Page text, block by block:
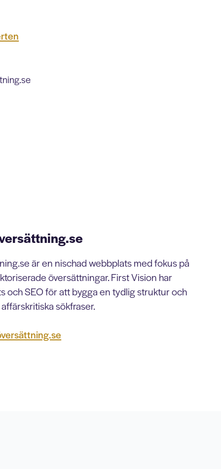
är en nischad webbplats med fokus på
översättningar. First Vision har
och SEO för att bygga en tydlig struktur och
sökfraser.